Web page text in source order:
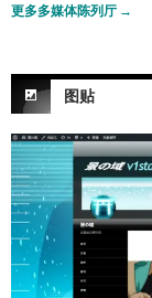
更多多媒体陈列厅 →
图贴